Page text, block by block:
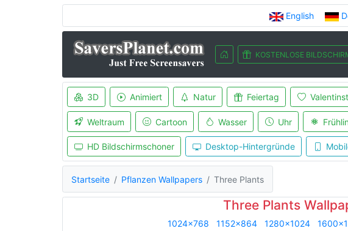
English
KOSTENLOSE
3D Animiert Natur Feiertag
Weltraum Cartoon Wasser Uhr
HD Bildschirmschoner Desktop-Hintergründe
Startseite Pflanzen Wallpapers Three Plants
Three Plants
1024x768 1152x864 1280x1024